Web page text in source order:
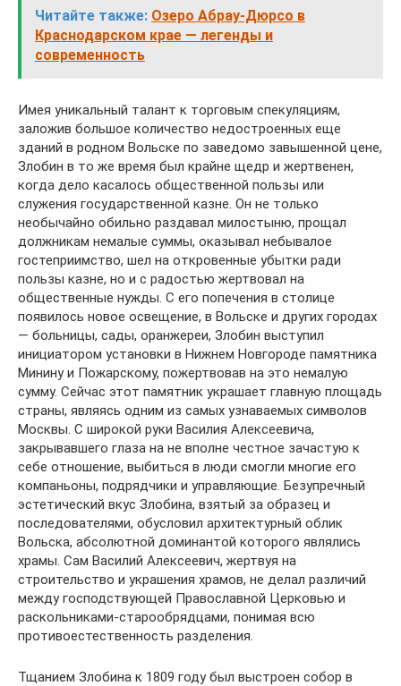
Читайте также: Озеро Абрау-Дюрсо в
Краснодарском крае — легенды и
современность
Имея уникальный талант к торговым спекуляциям,
заложив большое количество недостроенных еще
зданий в родном Вольске по заведомо завышенной цене,
Злобин в то же время был крайне щедр и жертвенен,
когда дело касалось общественной пользы или
служения государственной казне. Он не только
необычайно обильно раздавал милостыню, прощал
должникам немалые суммы, оказывал небывалое
гостеприимство, шел на откровенные убытки ради
пользы казне, но и с радостью жертвовал на
общественные нужды. С его попечения в столице
появилось новое освещение, в Вольске и других городах
— больницы, сады, оранжереи, Злобин выступил
инициатором установки в Нижнем Новгороде памятника
Минину и Пожарскому, пожертвовав на это немалую
сумму. Сейчас этот памятник украшает главную площадь
страны, являясь одним из самых узнаваемых символов
Москвы. С широкой руки Василия Алексеевича,
закрывавшего глаза на не вполне честное зачастую к
себе отношение, выбиться в люди смогли многие его
компаньоны, подрядчики и управляющие. Безупречный
эстетический вкус Злобина, взятый за образец и
последователями, обусловил архитектурный облик
Вольска, абсолютной доминантой которого являлись
храмы. Сам Василий Алексеевич, жертвуя на
строительство и украшения храмов, не делал различий
между господствующей Православной Церковью и
раскольниками-старообрядцами, понимая всю
противоестественность разделения.
Тщанием Злобина к 1809 году был выстроен собор в